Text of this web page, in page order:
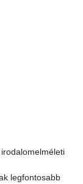
legfontosabb